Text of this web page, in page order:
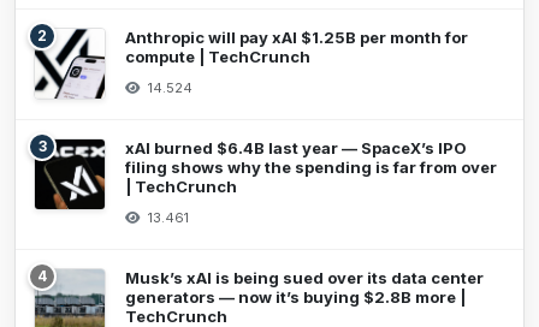
2
Anthropic will pay xAI $1.25B per month for
compute | TechCrunch
14.524
3
xAI burned $6.4B last year — SpaceX’s IPO
filing shows why the spending is far from over
| TechCrunch
13.461
4
Musk’s xAI is being sued over its data center
generators — now it’s buying $2.8B more |
TechCrunch